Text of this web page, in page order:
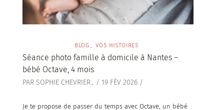
BLOG VOS HISTOIRES
Séance photo famille à domicile à Nantes –
bébé Octave, 4 mois
PAR SOPHIE CHEVRIER / 19 FÉV 2026/
Je te propose de passer du temps avec Octave, un bébé